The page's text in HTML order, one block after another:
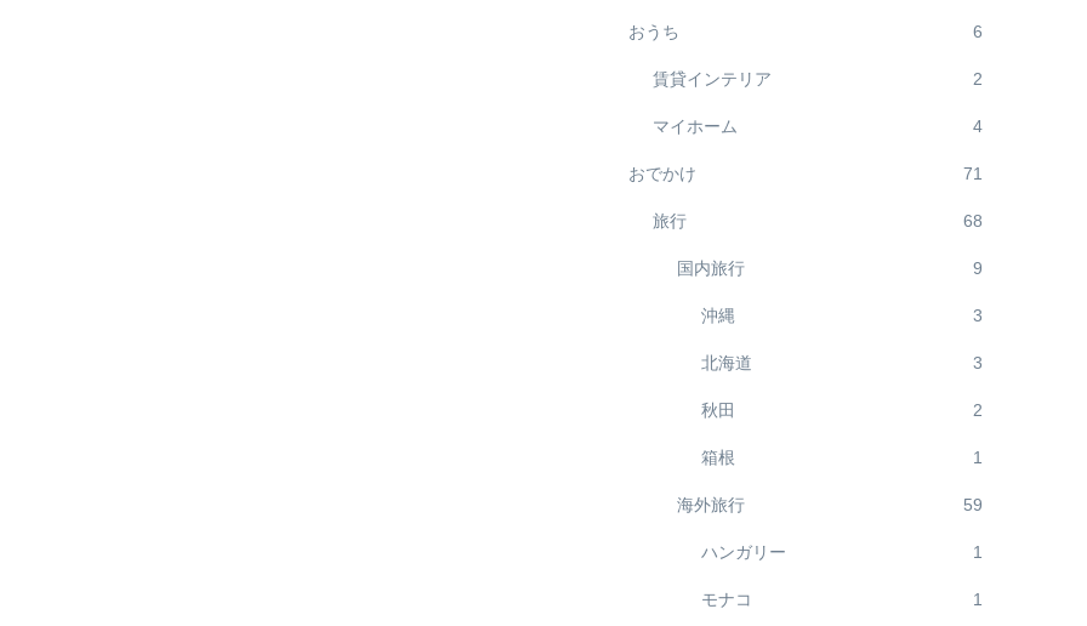
おうち 6
賃貸インテリア 2
マイホーム 4
おでかけ 71
旅行 68
国内旅行 9
沖縄 3
北海道 3
秋田 2
箱根 1
海外旅行 59
ハンガリー 1
モナコ 1